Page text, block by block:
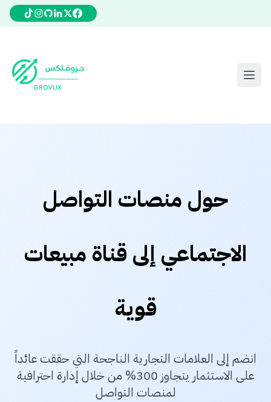
حول منصات التواصل
الاجتماعي إلى قناة مبيعات
قوية
انضم إلى العلامات التجارية الناجحة التي حققت عائداً
على الاستثمار يتجاوز 300% من خلال إدارة احترافية
لمنصات التواصل